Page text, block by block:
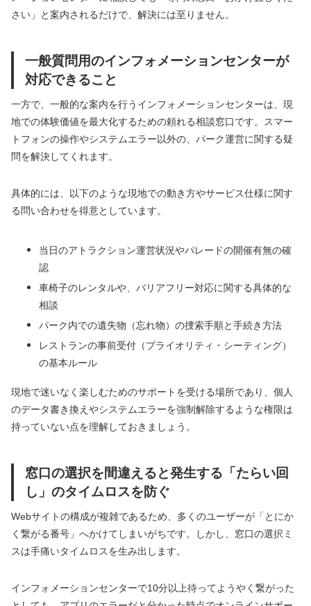
さい」と案内されるだけで、解決には至りません。
一般質問用のインフォメーションセンターが
対応できること
一方で、一般的な案内を行うインフォメーションセンターは、現
地での体験価値を最大化するための頼れる相談窓口です。スマー
トフォンの操作やシステムエラー以外の、パーク運営に関する疑
問を解決してくれます。
具体的には、以下のような現地での動き方やサービス仕様に関す
る問い合わせを得意としています。
当日のアトラクション運営状況やパレードの開催有無の確
認
車椅子のレンタルや、バリアフリー対応に関する具体的な
相談
パーク内での遺失物（忘れ物）の捜索手順と手続き方法
レストランの事前受付（プライオリティ・シーティング）
の基本ルール
現地で迷いなく楽しむためのサポートを受ける場所であり、個人
のデータ書き換えやシステムエラーを強制解除するような権限は
持っていない点を理解しておきましょう。
窓口の選択を間違えると発生する「たらい回
し」のタイムロスを防ぐ
Webサイトの構成が複雑であるため、多くのユーザーが「とにか
く繋がる番号」へかけてしまいがちです。しかし、窓口の選択ミ
スは手痛いタイムロスを生み出します。
インフォメーションセンターで10分以上待ってようやく繋がった